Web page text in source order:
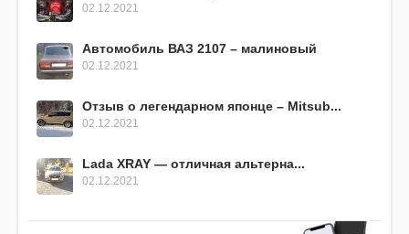
02.12.2021
Автомобиль ВАЗ 2107 – малиновый
02.12.2021
Отзыв о легендарном японце – Mitsub...
02.12.2021
Lada XRAY — отличная альтерна...
02.12.2021